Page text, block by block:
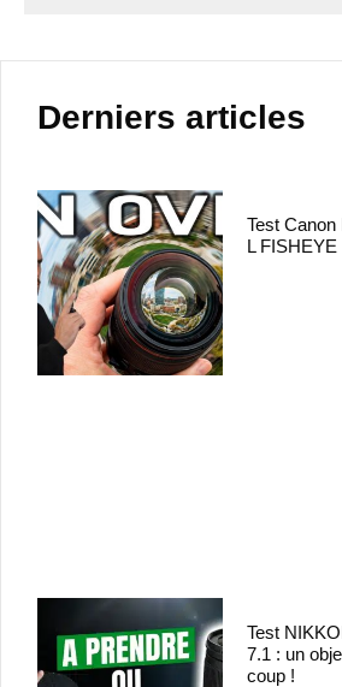
Derniers articles
Test
L
Test
7.1 : un
coup !